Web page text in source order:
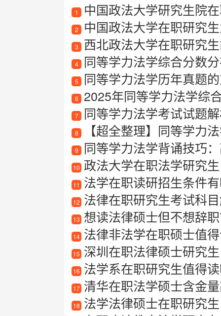
1 中国政法大学研究生院
2 中国政法大学在职研究
3 西北政法大学在职研究
4 同等学力法学综合分数
5 同等学力法学历年真题
6 2025年同等学力法学综
7 同等学力法学考试试题
8 【超全整理】同等学力法
9 同等学力法学背诵技巧
10 政法大学在职法学研究生
11 法学在职读研招生条件
12 法律在职研究生考试科
13 想读法律硕士但不想辞职
14 法律非法学在职硕士值
15 深圳在职法律硕士研究生
16 法学系在职研究生值得
17 清华在职法学硕士含金
18 法学法律硕士在职研究生